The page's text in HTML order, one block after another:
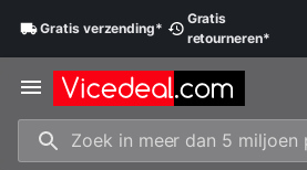
Gratisverzending*
Gratis
retourneren*